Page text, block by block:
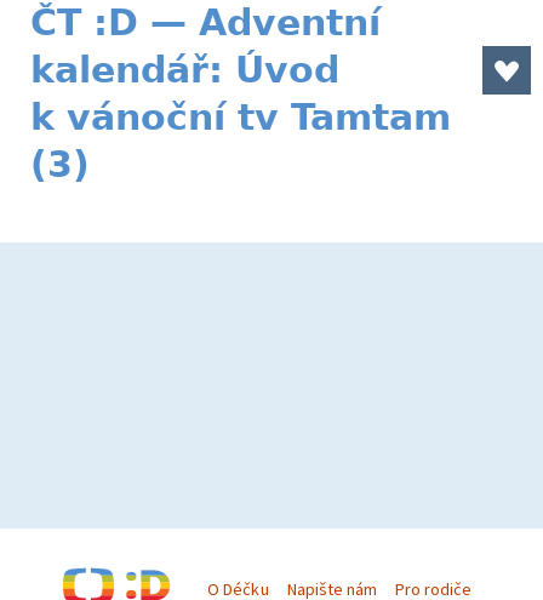
ČT :D — Adventní
kalendář: Úvod
k vánoční tv Tamtam
(3)
O Déčku Napište nám Pro rodiče